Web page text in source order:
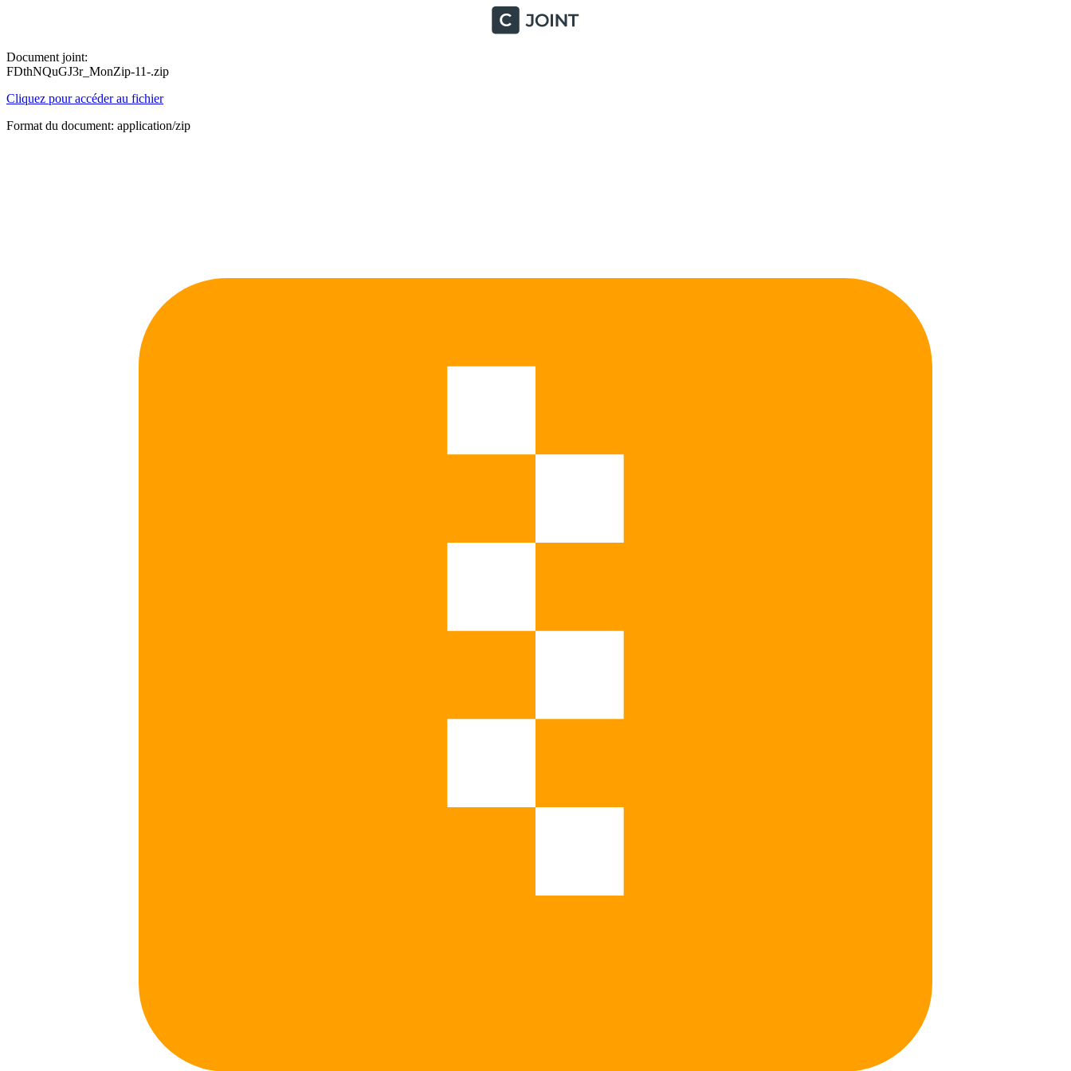
Document joint:
FDthNQuGJ3r_MonZip-11-.zip
Cliquez pour accéder au fichier
Format du document: application/zip